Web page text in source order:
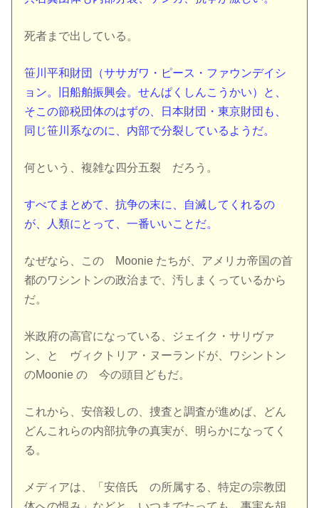
死者まで出している。
笹川平和財団（ササガワ・ピース・ファウンデイシ
ョン。旧船舶振興会。せんぱくしんこうかい）と、
そこの節税団体のはずの、日本財団・東京財団も、
同じ笹川系なのに、内部で分裂しているようだ。
何という、複雑な四分五裂 だろう。
すべてまとめて、抗争の末に、自滅してくれるの
が、人類にとって、一番いいことだ。
なぜなら、この Moonie たちが、アメリカ帝国の首
都のワシントンの政治まで、汚しまくっているから
だ。
米政府の高官になっている、ジェイク・サリヴァ
ン、と ヴィクトリア・ヌーランドが、ワシントン
のMoonie の 今の頭目どもだ。
これから、安倍殺しの、捜査と調査が進めば、どん
どんこれらの内部抗争の真実が、明らかになってく
る。
メディアは、「安倍氏 の所属する、特定の宗教団